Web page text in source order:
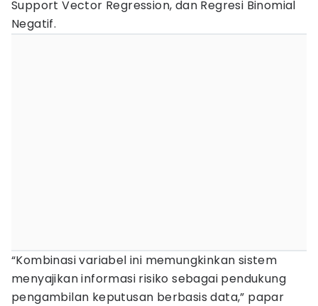
Support Vector Regression, dan Regresi Binomial
Negatif.
“Kombinasi variabel ini memungkinkan sistem
menyajikan informasi risiko sebagai pendukung
pengambilan keputusan berbasis data,” papar